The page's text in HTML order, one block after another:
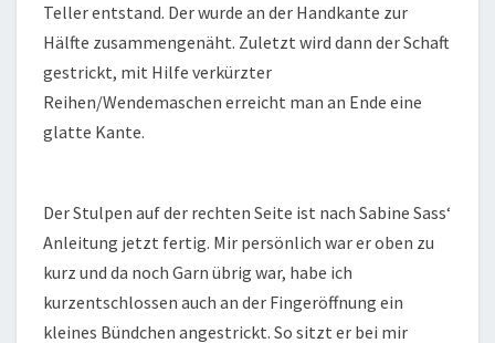
Teller entstand. Der wurde an der Handkante zur
Hälfte zusammengenäht. Zuletzt wird dann der Schaft
gestrickt, mit Hilfe verkürzter
Reihen/Wendemaschen erreicht man an Ende eine
glatte Kante.
Der Stulpen auf der rechten Seite ist nach Sabine Sass‘
Anleitung jetzt fertig. Mir persönlich war er oben zu
kurz und da noch Garn übrig war, habe ich
kurzentschlossen auch an der Fingeröffnung ein
kleines Bündchen angestrickt. So sitzt er bei mir